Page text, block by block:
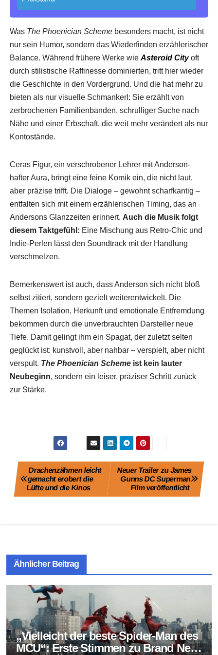
Was The Phoenician Scheme besonders macht, ist nicht
nur sein Humor, sondern das Wiederfinden erzählerischer
Balance. Während frühere Werke wie Asteroid Cityoft
durch stilistische Raffinesse dominierten, tritt hier wieder
die Geschichte in den Vordergrund. Und die hat mehr zu
bieten als nur visuelle Schmankerl: Sie erzählt von
zerbrochenen Familienbanden, schrulliger Suche nach
Nähe und einer Erbschaft, die weit mehr verändert als nur
Kontostände.
Ceras Figur, ein verschrobener Lehrer mit Anderson-
hafter Aura, bringt eine feine Komik ein, die nicht laut,
aber präzise trifft. Die Dialoge – gewohnt scharfkantig –
entfalten sich mit einem erzählerischen Timing, das an
Andersons Glanzzeiten erinnert. Auch die Musik folgt
diesem Taktgefühl: Eine Mischung aus Retro-Chic und
Indie-Perlen lässt den Soundtrack mit der Handlung
verschmelzen.
Bemerkenswert ist auch, dass Anderson sich nicht bloß
selbst zitiert, sondern gezielt weiterentwickelt. Die
Themen Isolation, Herkunft und emotionale Entfremdung
bekommen durch die unverbrauchten Darsteller neue
Tiefe. Damit gelingt ihm ein Spagat, der zuletzt selten
geglückt ist: kunstvoll, aber nahbar – verspielt, aber nicht
verspult. The Phoenician Scheme ist kein lauter
Neubeginn, sondern ein leiser, präziser Schritt zurück
zur Stärke.
BeitragsnavigationNeuer Trailer zu James
Gunns DC Superman
Film veröffentlicht
Drachenzähmen leicht
gemacht erobert die
Lüfte und die Kinos
Ähnlicher Beitrag
„Vielleicht der beste Spider-Man des
MCU“: Erste Stimmen zu Brand New